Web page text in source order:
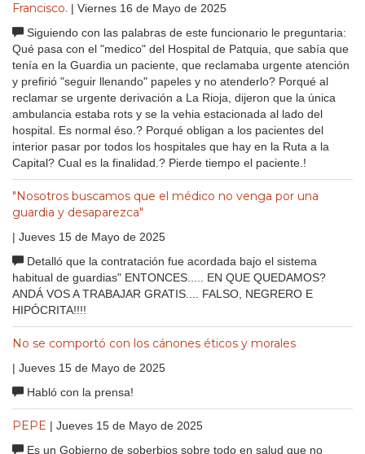
Francisco. | Viernes 16 de Mayo de 2025
Siguiendo con las palabras de este funcionario le preguntaria:
Qué pasa con el "medico" del Hospital de Patquia, que sabía que
tenía en la Guardia un paciente, que reclamaba urgente atención
y prefirió "seguir llenando" papeles y no atenderlo? Porqué al
reclamar se urgente derivación a La Rioja, dijeron que la única
ambulancia estaba rots y se la vehia estacionada al lado del
hospital. Es normal éso.? Porqué obligan a los pacientes del
interior pasar por todos los hospitales que hay en la Ruta a la
Capital? Cual es la finalidad.? Pierde tiempo el paciente.!
"Nosotros buscamos que el médico no venga por una
guardia y desaparezca"
| Jueves 15 de Mayo de 2025
Detalló que la contratación fue acordada bajo el sistema
habitual de guardias" ENTONCES..... EN QUE QUEDAMOS?
ANDÁ VOS A TRABAJAR GRATIS.... FALSO, NEGRERO E
HIPÓCRITA!!!!
No se comportó con los cánones éticos y morales
| Jueves 15 de Mayo de 2025
Habló con la prensa!
PEPE | Jueves 15 de Mayo de 2025
Es un Gobierno de soberbios sobre todo en salud que no